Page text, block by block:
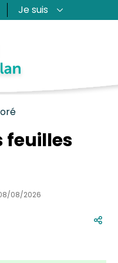
Je suis
feuilles
08/2026